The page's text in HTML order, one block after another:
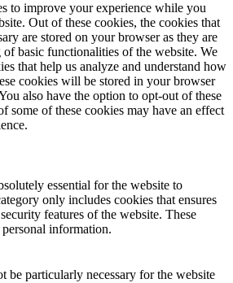
to improve your experience while you
Out of these cookies, the cookies that
are stored on your browser as they are
basic functionalities of the website. We
that help us analyze and understand how
cookies will be stored in your browser
also have the option to opt-out of these
some of these cookies may have an effect
essential for the website to
only includes cookies that ensures
features of the website. These
information.
be particularly necessary for the website